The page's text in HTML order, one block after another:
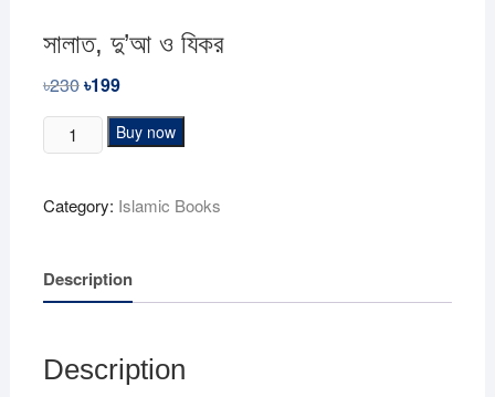
সালাত, দু’আ ও যিকর
৳230Original
price
was:
৳230.
৳199Current
is:
৳199.
সালাত,
দু’আ
যিকর
Buy now
Category: Islamic Books
Description
Description